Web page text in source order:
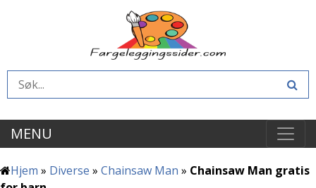
MENU
Hjem » Diverse » Chainsaw Man » Chainsaw Man gratis